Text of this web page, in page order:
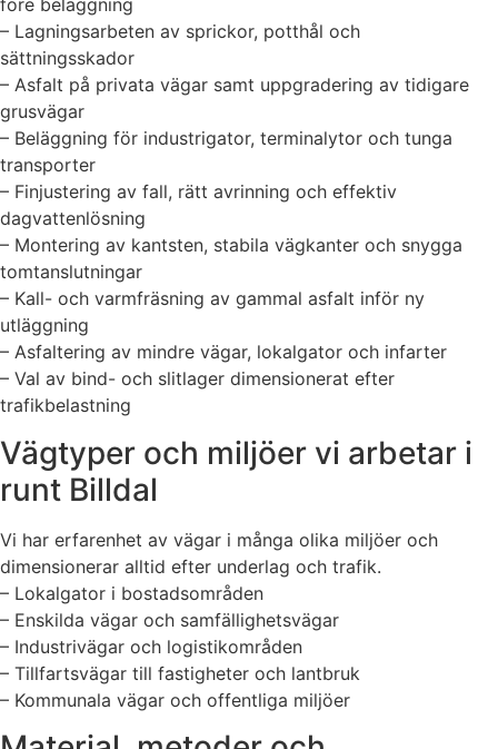
före beläggning
– Lagningsarbeten av sprickor, potthål och
sättningsskador
– Asfalt på privata vägar samt uppgradering av tidigare
grusvägar
– Beläggning för industrigator, terminalytor och tunga
transporter
– Finjustering av fall, rätt avrinning och effektiv
dagvattenlösning
– Montering av kantsten, stabila vägkanter och snygga
tomtanslutningar
– Kall- och varmfräsning av gammal asfalt inför ny
utläggning
– Asfaltering av mindre vägar, lokalgator och infarter
– Val av bind- och slitlager dimensionerat efter
trafikbelastning
Vägtyper och miljöer vi arbetar i
runt Billdal
Vi har erfarenhet av vägar i många olika miljöer och
dimensionerar alltid efter underlag och trafik.
– Lokalgator i bostadsområden
– Enskilda vägar och samfällighetsvägar
– Industrivägar och logistikområden
– Tillfartsvägar till fastigheter och lantbruk
– Kommunala vägar och offentliga miljöer